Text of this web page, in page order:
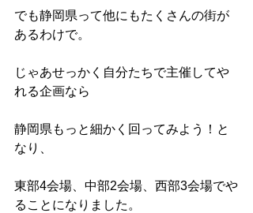
でも静岡県って他にもたくさんの街が
あるわけで。
じゃあせっかく自分たちで主催してや
れる企画なら
静岡県もっと細かく回ってみよう！と
なり、
東部4会場、中部2会場、西部3会場でや
ることになりました。